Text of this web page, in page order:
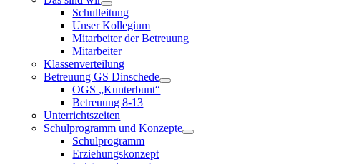
Schulleitung
Unser Kollegium
Mitarbeiter der Betreuung
Mitarbeiter
Klassenverteilung
Betreuung GS Dinschede
OGS „Kunterbunt“
Betreuung 8-13
Unterrichtszeiten
Schulprogramm und Konzepte
Schulprogramm
Erziehungskonzept